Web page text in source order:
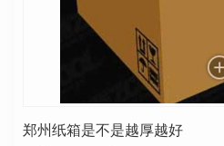
郑州纸箱是不是越厚越好